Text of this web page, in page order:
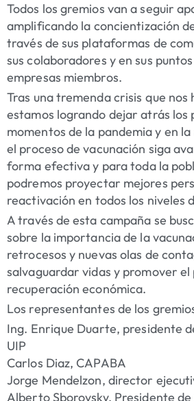
Todos los gremios van a seguir
amplificando la concientización
través de sus plataformas de
sus colaboradores y en sus
empresas miembros.
Tras una tremenda crisis que nos
estamos logrando dejar atrás los
momentos de la pandemia y en
el proceso de vacunación siga
forma efectiva y para toda la
podremos proyectar mejores
reactivación en todos los niveles
A través de esta campaña se
sobre la importancia de la
retrocesos y nuevas olas de
salvaguardar vidas y promover el
recuperación económica.
Los representantes de los
Ing. Enrique Duarte, presidente
UIP
Carlos Diaz, CAPABA
Jorge Mendelzon, director
Alberto Sborovsky, Presidente de